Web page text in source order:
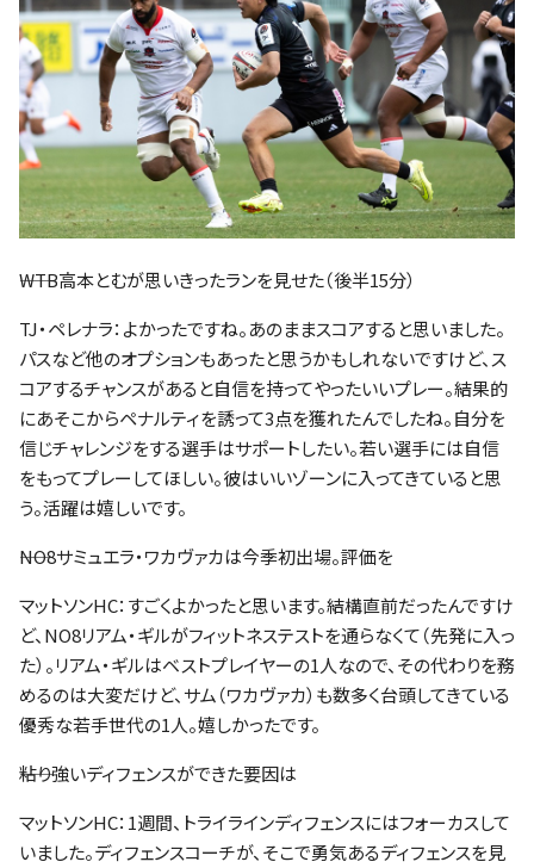
――WTB高本とむが思いきったランを見せた（後半15分）
TJ・ペレナラ：よかったですね。あのままスコアすると思いました。
パスなど他のオプションもあったと思うかもしれないですけど、ス
コアするチャンスがあると自信を持ってやったいいプレー。結果的
にあそこからペナルティを誘って3点を獲れたんでしたね。自分を
信じチャレンジをする選手はサポートしたい。若い選手には自信
をもってプレーしてほしい。彼はいいゾーンに入ってきていると思
う。活躍は嬉しいです。
――NO8サミュエラ・ワカヴァカは今季初出場。評価を
マットソンHC：すごくよかったと思います。結構直前だったんですけ
ど、NO8リアム・ギルがフィットネステストを通らなくて（先発に入っ
た）。リアム・ギルはベストプレイヤーの1人なので、その代わりを務
めるのは大変だけど、サム（ワカヴァカ）も数多く台頭してきている
優秀な若手世代の1人。嬉しかったです。
――粘り強いディフェンスができた要因は
マットソンHC：1週間、トライラインディフェンスにはフォーカスして
いました。ディフェンスコーチが、そこで勇気あるディフェンスを見